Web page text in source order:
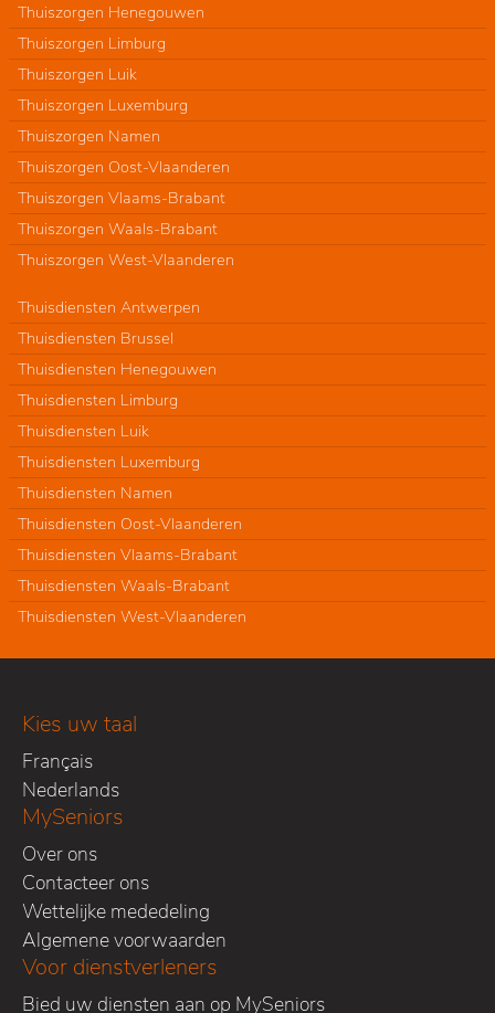
Thuiszorgen Henegouwen
Thuiszorgen Limburg
Thuiszorgen Luik
Thuiszorgen Luxemburg
Thuiszorgen Namen
Thuiszorgen Oost-Vlaanderen
Thuiszorgen Vlaams-Brabant
Thuiszorgen Waals-Brabant
Thuiszorgen West-Vlaanderen
Thuisdiensten Antwerpen
Thuisdiensten Brussel
Thuisdiensten Henegouwen
Thuisdiensten Limburg
Thuisdiensten Luik
Thuisdiensten Luxemburg
Thuisdiensten Namen
Thuisdiensten Oost-Vlaanderen
Thuisdiensten Vlaams-Brabant
Thuisdiensten Waals-Brabant
Thuisdiensten West-Vlaanderen
Kies uw taal
Français
Nederlands
MySeniors
Over ons
Contacteer ons
Wettelijke mededeling
Algemene voorwaarden
Voor dienstverleners
Bied uw diensten aan op MySeniors